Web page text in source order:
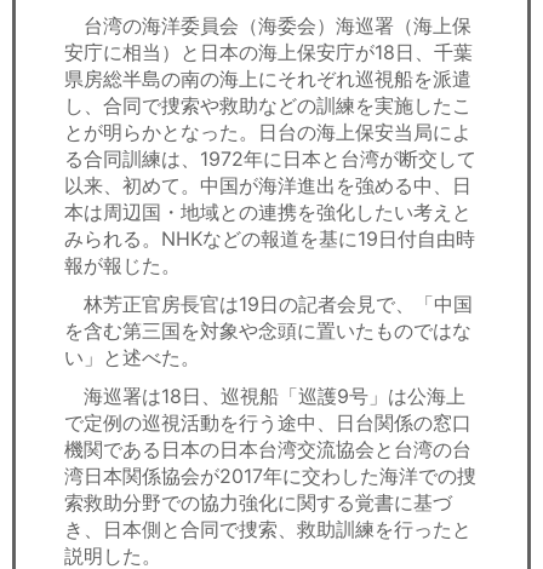
経済ニュース
労務顧問
ＩＴ
飲食店情報
台湾の海洋委員会（海委会）海巡署（海上保
安庁に相当）と日本の海上保安庁が18日、千葉
県房総半島の南の海上にそれぞれ巡視船を派遣
し、合同で捜索や救助などの訓練を実施したこ
とが明らかとなった。日台の海上保安当局によ
る合同訓練は、1972年に日本と台湾が断交して
以来、初めて。中国が海洋進出を強める中、日
本は周辺国・地域との連携を強化したい考えと
みられる。NHKなどの報道を基に19日付自由時
報が報じた。
林芳正官房長官は19日の記者会見で、「中国
を含む第三国を対象や念頭に置いたものではな
い」と述べた。
海巡署は18日、巡視船「巡護9号」は公海上
で定例の巡視活動を行う途中、日台関係の窓口
機関である日本の日本台湾交流協会と台湾の台
湾日本関係協会が2017年に交わした海洋での捜
索救助分野での協力強化に関する覚書に基づ
き、日本側と合同で捜索、救助訓練を行ったと
説明した。